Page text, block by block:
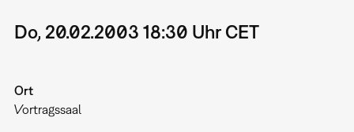
Do, 20.02.2003 18:30 Uhr CET
Ort
Vortragssaal